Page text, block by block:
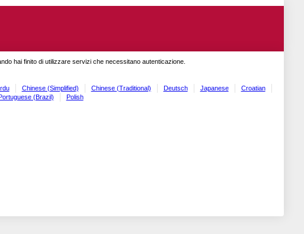
hai finito di utilizzare servizi che necessitano autenticazione.
Chinese (Simplified) Chinese (Traditional) Deutsch Japanese
Croatian
(Brazil) Polish